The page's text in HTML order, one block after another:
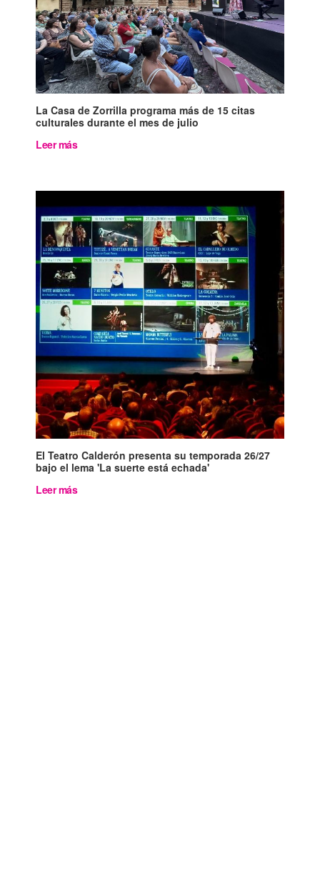
La Casa de Zorrilla programa más de 15 citas
culturales durante el mes de julio
Leer más
El Teatro Calderón presenta su temporada 26/27
bajo el lema 'La suerte está echada'
Leer más